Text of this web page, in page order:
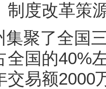
制度改革策
集聚了全国
全国的40%
交易额2000